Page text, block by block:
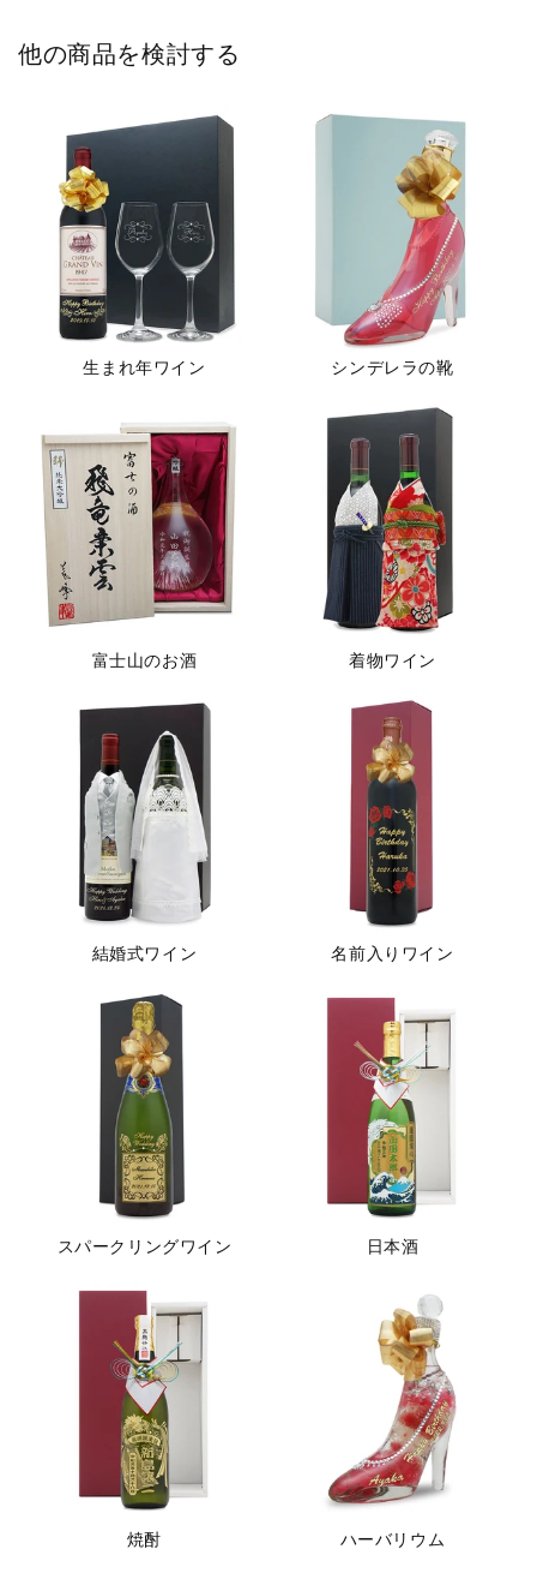
他の商品を検討する
生まれ年ワイン シンデレラの靴
富士山のお酒 着物ワイン
結婚式ワイン 名前入りワイン
スパークリングワイン 日本酒
焼酎 ハーバリウム